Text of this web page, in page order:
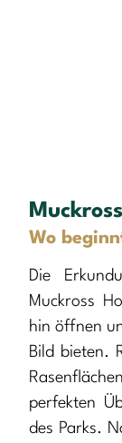
Wo
Die
Muckross
hin öffnen
Bild bieten.
perfekten
des Parks.